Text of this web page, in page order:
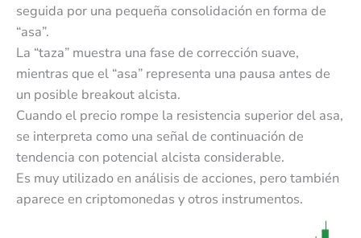
seguida por una pequeña consolidación en forma de
“asa”.
La “taza” muestra una fase de corrección suave,
mientras que el “asa” representa una pausa antes de
un posible breakout alcista.
Cuando el precio rompe la resistencia superior del asa,
se interpreta como una señal de continuación de
tendencia con potencial alcista considerable.
Es muy utilizado en análisis de acciones, pero también
aparece en criptomonedas y otros instrumentos.